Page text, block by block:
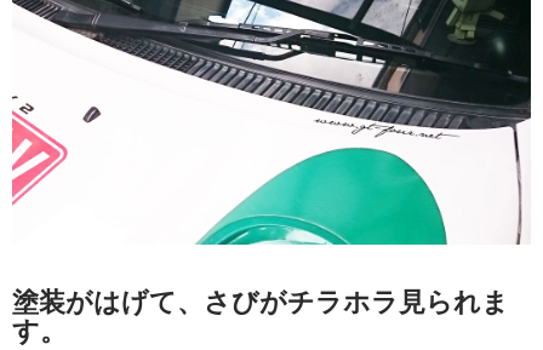
塗装がはげて、さびがチラホラ見られま
す。